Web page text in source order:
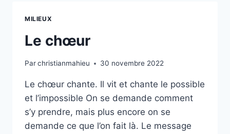
MILIEUX
Le chœur
Parchristianmahieu 30 novembre 2022
Le chœur chante. Il vit et chante le possible
et l’impossible On se demande comment
s’y prendre, mais plus encore on se
demande ce que l’on fait là. Le message